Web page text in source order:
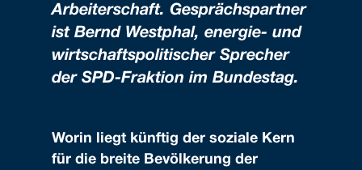
Arbeiterschaft. Gesprächspartner
ist Bernd Westphal, energie- und
wirtschaftspolitischer Sprecher
der SPD-Fraktion im Bundestag.
Worin liegt künftig der soziale Kern
für die breite Bevölkerung der